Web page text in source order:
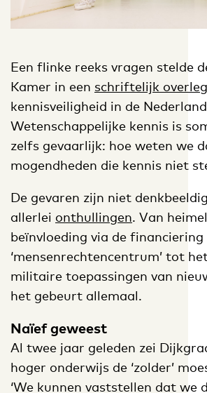
Een flinke reeks vragen stelde
Kamer in een schriftelijk overleg
kennisveiligheid in de
Wetenschappelijke kennis is
zelfs gevaarlijk: hoe weten we
mogendheden die kennis niet
De gevaren zijn niet
allerlei onthullingen. Van
beïnvloeding via de financiering
‘mensenrechtencentrum’ tot
militaire toepassingen van
het gebeurt allemaal.
Naïef geweest
Al twee jaar geleden zei
hoger onderwijs de ‘zolder’
‘We kunnen vaststellen dat we